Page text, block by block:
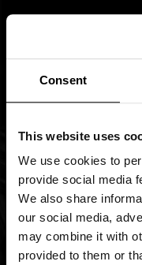
Consent
This website uses
We use cookies to
provide social media
We also share
our social media,
may combine it with
provided to them or
Zapisz się na
najlepszymi
Imię
Subskrybuj
nasz
newsletter: